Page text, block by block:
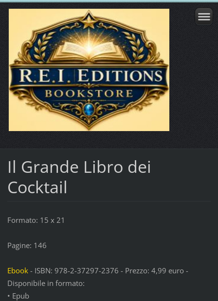
Il Grande Libro dei
Cocktail
Formato: 15 x 21
Pagine: 146
Ebook - ISBN: 978-2-37297-2376 - Prezzo: 4,99 euro -
Disponibile in formato:
• Epub